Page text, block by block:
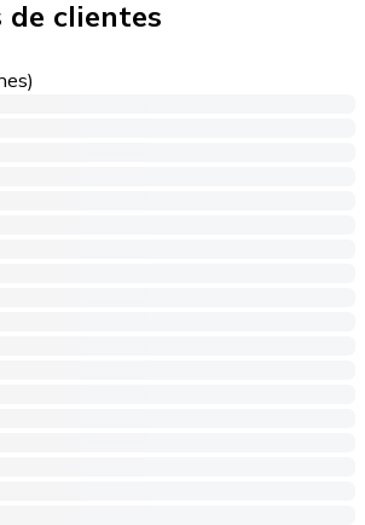
de clientes
)